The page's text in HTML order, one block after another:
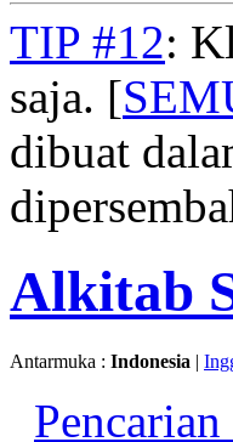
TIP #12:
saja. [
dibuat
Alkitab
Antarmuka : Indonesia |